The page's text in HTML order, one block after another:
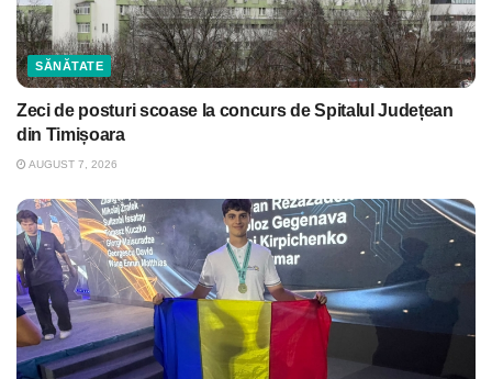
SĂNĂTATE
Zeci de posturi scoase la concurs de Spitalul Județean
din Timișoara
AUGUST 7, 2026